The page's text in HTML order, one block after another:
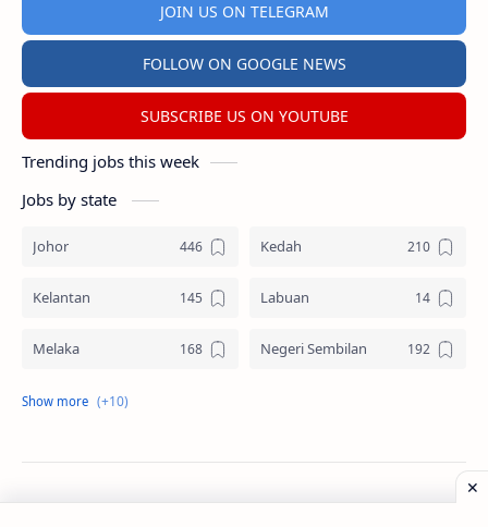
JOIN US ON TELEGRAM
FOLLOW ON GOOGLE NEWS
SUBSCRIBE US ON YOUTUBE
Trending jobs this week
Jobs by state
Johor Kedah
Kelantan Labuan
Melaka Negeri Sembilan
Pahang
Pulau Pinang Sabah